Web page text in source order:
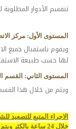
تنقسم الأدوار
المستوى الأول: مركز
ويقوم باستقبال جميع
لها حسب طبيعة
المستوى الثاني: القسم
ويتم من خلال هذا
الاجراء المتبع
خلال 24 ساعة